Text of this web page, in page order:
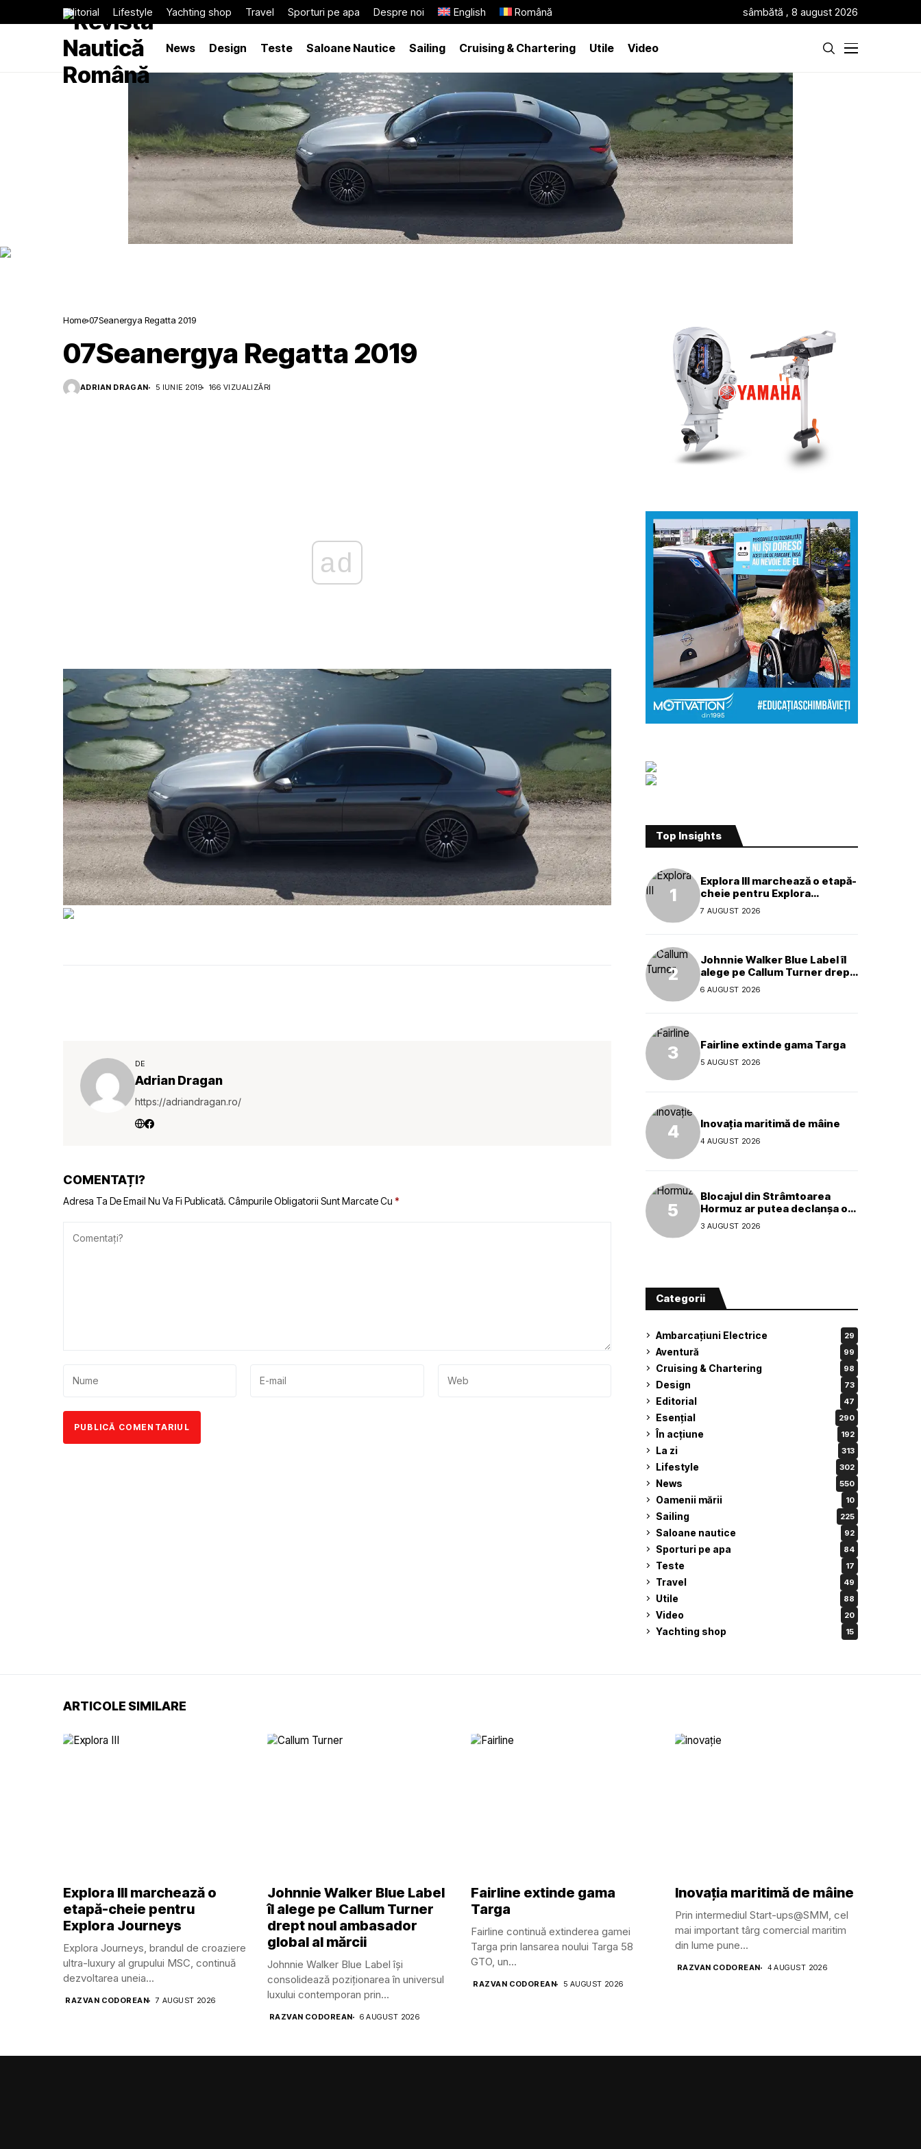
Editorial Lifestyle Yachting shop Travel Sporturi pe apa Despre noi English Română sâmbătă , 8 august 2026
News Design Teste Saloane Nautice Sailing Cruising & Chartering Utile Video
Home 07Seanergya Regatta 2019
07Seanergya Regatta 2019
ADRIAN DRAGAN 5 IUNIE 2019 166 VIZUALIZĂRI
ad
DE
Adrian Dragan
https://adriandragan.ro/
COMENTAȚI?
Adresa Ta De Email Nu Va Fi Publicată. Câmpurile Obligatorii Sunt Marcate Cu *
Top Insights
Explora III marchează o etapă-
cheie pentru Explora
Journeys
7 AUGUST 2026
Johnnie Walker Blue Label îl
alege pe Callum Turner drept
noul ambasador global al
mărcii
6 AUGUST 2026
Fairline extinde gama Targa
5 AUGUST 2026
Inovația maritimă de mâine
4 AUGUST 2026
Blocajul din Strâmtoarea
Hormuz ar putea declanșa o
criză ecologică globală
3 AUGUST 2026
Categorii
Ambarcațiuni Electrice 29
Aventură 99
Cruising & Chartering 98
Design 73
Editorial 47
Esențial 290
În acțiune 192
La zi 313
Lifestyle 302
News 550
Oamenii mării 10
Sailing 225
Saloane nautice 92
Sporturi pe apa 84
Teste 17
Travel 49
Utile 88
Video 20
Yachting shop 15
ARTICOLE SIMILARE
Explora III marchează o
etapă-cheie pentru
Explora Journeys
Explora Journeys, brandul de croaziere
ultra-luxury al grupului MSC, continuă
dezvoltarea uneia...
RAZVAN CODOREAN 7 AUGUST 2026
Johnnie Walker Blue Label
îl alege pe Callum Turner
drept noul ambasador
global al mărcii
Johnnie Walker Blue Label își
consolidează poziționarea în universul
luxului contemporan prin...
RAZVAN CODOREAN 6 AUGUST 2026
Fairline extinde gama
Targa
Fairline continuă extinderea gamei
Targa prin lansarea noului Targa 58
GTO, un...
RAZVAN CODOREAN 5 AUGUST 2026
Inovația maritimă de mâine
Prin intermediul Start-ups@SMM, cel
mai important târg comercial maritim
din lume pune...
RAZVAN CODOREAN 4 AUGUST 2026